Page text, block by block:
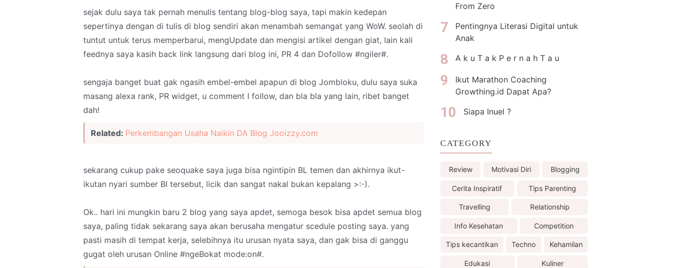
sejak dulu saya tak pernah menulis tentang blog-blog saya, tapi makin kedepan
sepertinya dengan di tulis di blog sendiri akan menambah semangat yang WoW. seolah di
tuntut untuk terus memperbarui, mengUpdate dan mengisi artikel dengan giat, lain kali
feednya saya kasih back link langsung dari blog ini, PR 4 dan Dofollow #ngiler#.
sengaja banget buat gak ngasih embel-embel apapun di blog Jombloku, dulu saya suka
masang alexa rank, PR widget, u comment I follow, dan bla bla yang lain, ribet banget
dah!
Related: Perkembangan Usaha Naikin DA Blog Jooizzy.com
sekarang cukup pake seoquake saya juga bisa ngintipin BL temen dan akhirnya ikut-
ikutan nyari sumber Bl tersebut, licik dan sangat nakal bukan kepalang >:-).
Ok.. hari ini mungkin baru 2 blog yang saya apdet, semoga besok bisa apdet semua blog
saya, paling tidak sekarang saya akan berusaha mengatur scedule posting saya. yang
pasti masih di tempat kerja, selebihnya itu urusan nyata saya, dan gak bisa di ganggu
gugat oleh urusan Online #ngeBokat mode:on#.
From Zero
Pentingnya Literasi Digital untuk
Anak
A k u T a k P e r n a h T a u
Ikut Marathon Coaching
Growthing.id Dapat Apa?
Siapa Inuel ?
CATEGORY
Review Motivasi Diri Blogging
Cerita Inspiratif Tips Parenting
Travelling Relationship
Info Kesehatan Competition
Tips kecantikan Techno Kehamilan
Edukasi Kuliner